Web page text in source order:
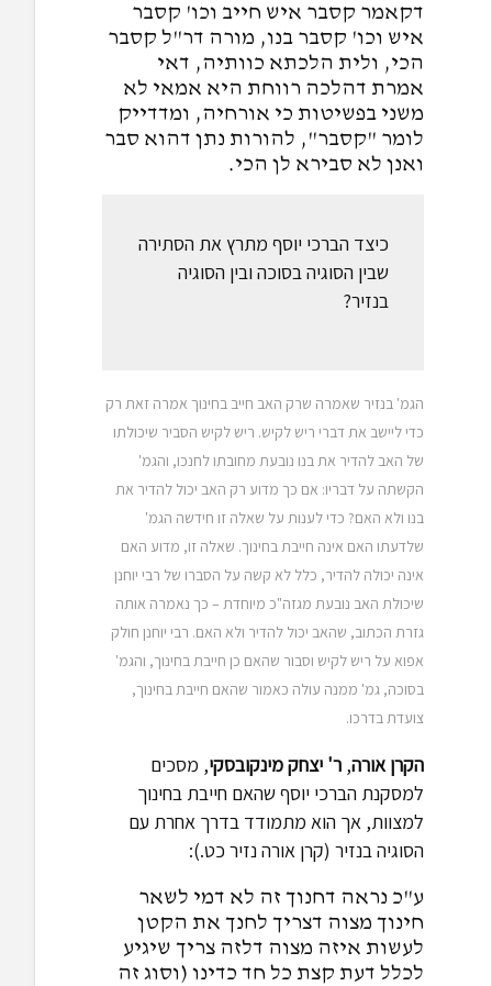
דקאמר קסבר איש חייב וכו' קסבר
איש וכו' קסבר בנו, מורה דר"ל קסבר
הכי, ולית הלכתא כוותיה, דאי
אמרת דהלכה רווחת היא אמאי לא
משני בפשיטות כי אורחיה, ומדדייק
לומר "קסבר", להורות נתן דהוא סבר
ואנן לא סבירא לן הכי.
כיצד הברכי יוסף מתרץ את הסתירה
שבין הסוגיה בסוכה ובין הסוגיה
בנזיר?
הגמ' בנזיר שאמרה שרק האב חייב בחינוך אמרה זאת רק
כדי ליישב את דברי ריש לקיש. ריש לקיש הסביר שיכולתו
של האב להדיר את בנו נובעת מחובתו לחנכו, והגמ'
הקשתה על דבריו: אם כך מדוע רק האב יכול להדיר את
בנו ולא האם? כדי לענות על שאלה זו חידשה הגמ'
שלדעתו האם אינה חייבת בחינוך. שאלה זו, מדוע האם
אינה יכולה להדיר, כלל לא קשה על הסברו של רבי יוחנן
שיכולת האב נובעת מגזה"כ מיוחדת – כך נאמרה אותה
גזרת הכתוב, שהאב יכול להדיר ולא האם. רבי יוחנן חולק
אפוא על ריש לקיש וסבור שהאם כן חייבת בחינוך, והגמ'
בסוכה, גמ' ממנה עולה כאמור שהאם חייבת בחינוך,
צועדת בדרכו.
הקרן אורה,ר' יצחק מינקובסקי, מסכים
למסקנת הברכי יוסף שהאם חייבת בחינוך
למצוות, אך הוא מתמודד בדרך אחרת עם
הסוגיה בנזיר (קרן אורה נזיר כט.):
ע"כ נראה דחנוך זה לא דמי לשאר
חינוך מצוה דצריך לחנך את הקטן
לעשות איזה מצוה דלזה צריך שיגיע
לכלל דעת קצת כל חד כדינו (וסוג זה